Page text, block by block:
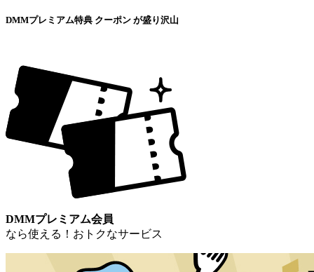
DMMプレミアム特典 クーポン が盛り沢山
DMMプレミアム会員
なら使える！おトクなサービス